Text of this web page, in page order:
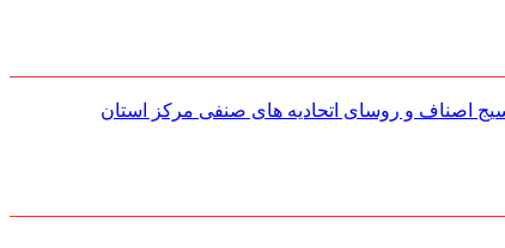
اصناف و روسای اتحادیه های صنفی مركز استان